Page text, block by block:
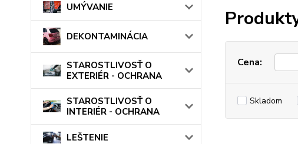
UMÝVANIE
DEKONTAMINÁCIA
STAROSTLIVOSŤ O
EXTERIÉR - OCHRANA
STAROSTLIVOSŤ O
INTERIÉR - OCHRANA
LEŠTENIE
Cena:
Skladom